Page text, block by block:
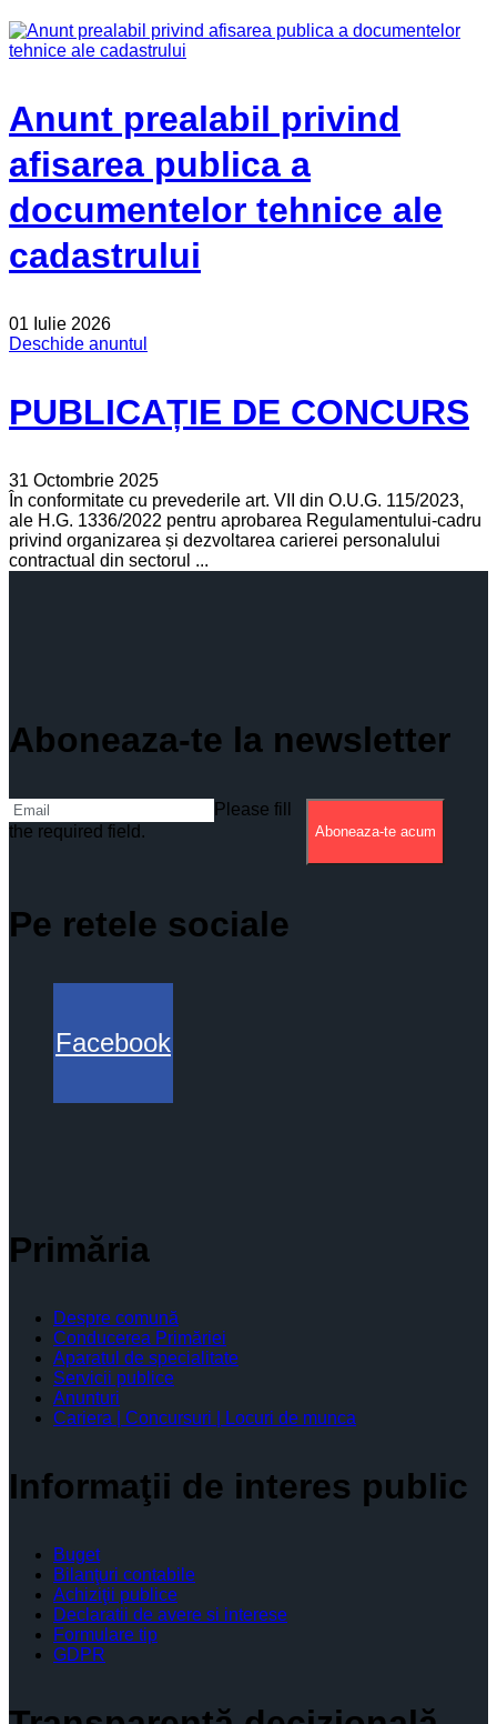
Anunt prealabil privind
afisarea publica a
documentelor tehnice ale
cadastrului
01 Iulie 2026
Deschide anuntul
PUBLICAȚIE DE CONCURS
31 Octombrie 2025
În conformitate cu prevederile art. VII din O.U.G. 115/2023,
ale H.G. 1336/2022 pentru aprobarea Regulamentului-cadru
privind organizarea și dezvoltarea carierei personalului
contractual din sectorul ...
Aboneaza-te la newsletter
Please fill
the required field.
Aboneaza-te acum
Pe retele sociale
Facebook
Primăria
Despre comună
Conducerea Primăriei
Aparatul de specialitate
Servicii publice
Anunturi
Cariera | Concursuri | Locuri de munca
Informaţii de interes public
Buget
Bilanţuri contabile
Achiziţii publice
Declaratii de avere si interese
Formulare tip
GDPR